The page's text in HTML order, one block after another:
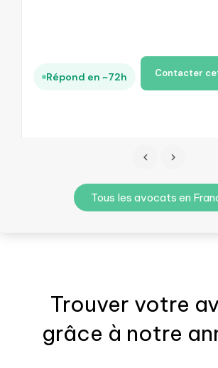
Répond en ~72h Contacter
Tous les avocats en
Trouver votre
grâce à notre